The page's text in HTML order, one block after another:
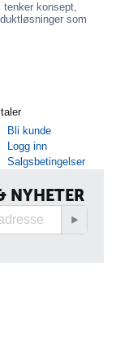
tenker konsept,
som
Bli kunde
Logg inn
Salgsbetingelser
NYHETER